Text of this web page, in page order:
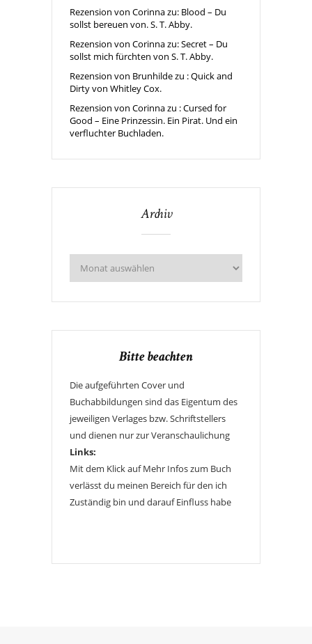
Rezension von Corinna zu: Blood – Du
sollst bereuen von. S. T. Abby.
Rezension von Corinna zu: Secret – Du
sollst mich fürchten von S. T. Abby.
Rezension von Brunhilde zu : Quick and
Dirty von Whitley Cox.
Rezension von Corinna zu : Cursed for
Good – Eine Prinzessin. Ein Pirat. Und ein
verfluchter Buchladen.
Archiv
Bitte beachten
Die aufgeführten Cover und
Buchabbildungen sind das Eigentum des
jeweiligen Verlages bzw. Schriftstellers
und dienen nur zur Veranschaulichung
Links:
Mit dem Klick auf Mehr Infos zum Buch
verlässt du meinen Bereich für den ich
Zuständig bin und darauf Einfluss habe